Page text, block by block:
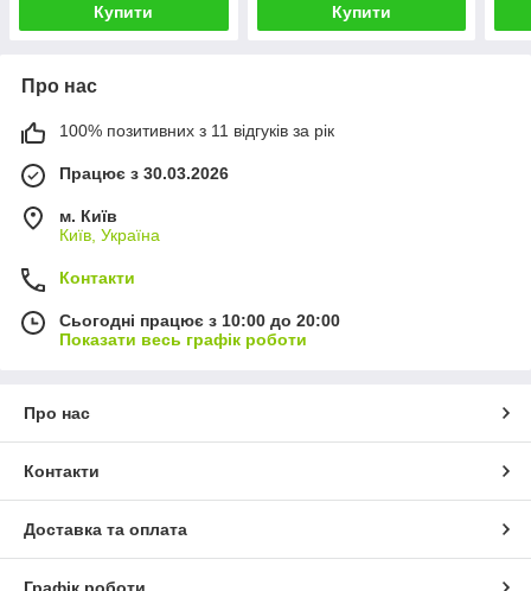
Купити Купити
Про нас
100% позитивних з 11 відгуків за рік
Працює з 30.03.2026
м. Київ
Київ, Україна
Контакти
Сьогодні працює з 10:00 до 20:00
Показати весь графік роботи
Про нас
Контакти
Доставка та оплата
Графік роботи